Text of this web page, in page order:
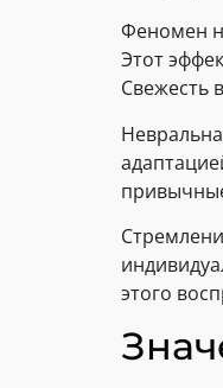
Феномен
Этот
Свежесть
этого